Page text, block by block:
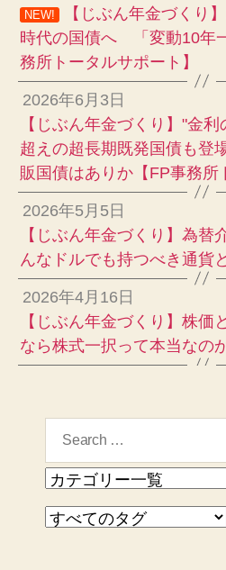
NEW!
【じぶん年金づくり
時代の国債へ 「変動10年
務所トータルサポート】
2026年6月3日
【じぶん年金づくり】"金
超えの超長期既発国債も登
販国債はありか【FP事務所
2026年5月5日
【じぶん年金づくり】為替
んなドルでも持つべき通貨
2026年4月16日
【じぶん年金づくり】株価
なら株式一択って本当なの